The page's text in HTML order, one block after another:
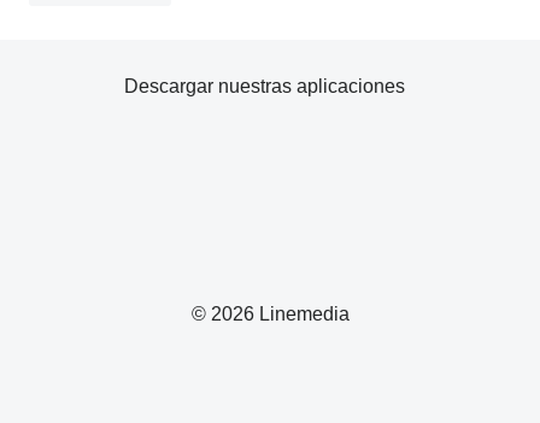
© 2026 Linemedia
Descargar nuestras aplicaciones